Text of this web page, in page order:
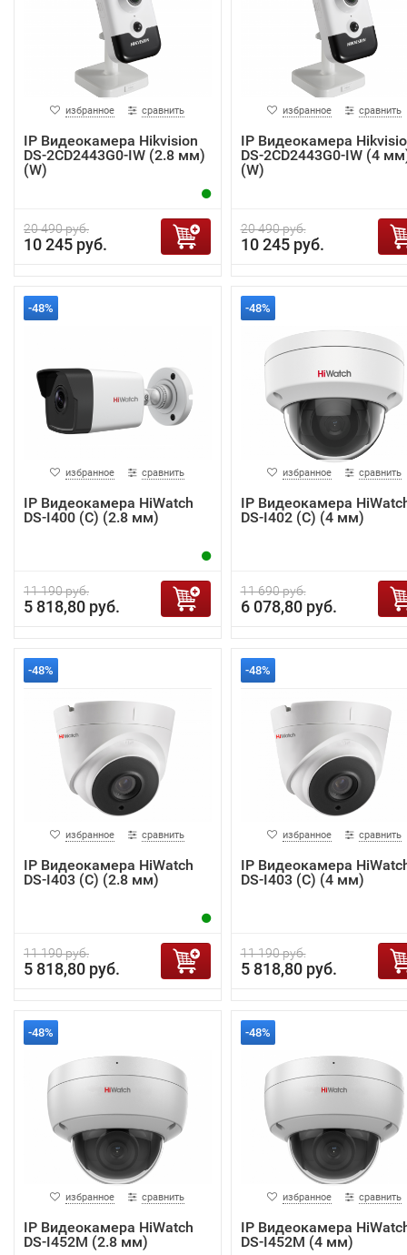
избранное сравнить
IP Видеокамера Hikvision
DS-2CD2443G0-IW (2.8 мм)
(W)
20 490 руб.
10 245 руб.
избранное сравнить
IP Видеокамера
DS-2CD2443G0-IW (4
(W)
20 490 руб.
10 245 руб.
-48%
избранное сравнить
IP Видеокамера HiWatch
DS-I400 (С) (2.8 мм)
11 190 руб.
5 818,80 руб.
-48%
избранное сравнить
IP Видеокамера
DS-I402 (C) (4 мм)
11 690 руб.
6 078,80 руб.
-48%
избранное сравнить
IP Видеокамера HiWatch
DS-I403 (C) (2.8 мм)
11 190 руб.
5 818,80 руб.
-48%
избранное сравнить
IP Видеокамера
DS-I403 (C) (4 мм)
11 190 руб.
5 818,80 руб.
-48%
избранное сравнить
IP Видеокамера HiWatch
DS-I452M (2.8 мм)
-48%
избранное сравнить
IP Видеокамера
DS-I452M (4 мм)